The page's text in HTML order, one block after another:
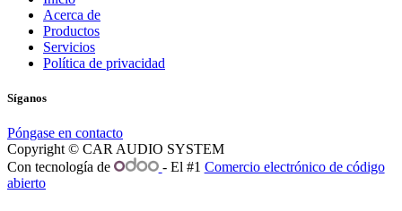
Acerca de
Productos
Servicios
Política de privacidad
Síganos
Póngase en contacto
Copyright © CAR AUDIO SYSTEM
Con tecnología de
- El #1 Comercio electrónico de código
abierto